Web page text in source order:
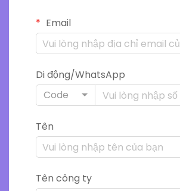
Email
Di động/WhatsApp
Code
Tên
Tên công ty